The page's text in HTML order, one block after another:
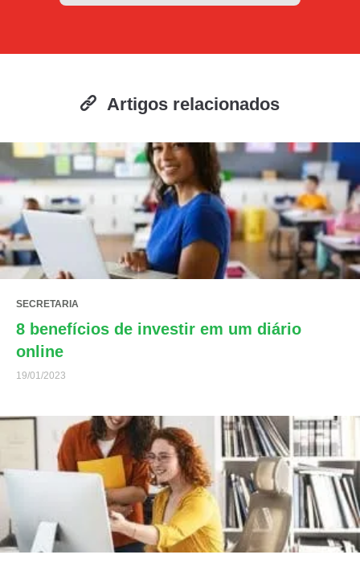
Artigos relacionados
SECRETARIA
8 benefícios de investir em um diário
online
19/01/2023